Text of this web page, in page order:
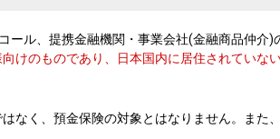
ル、提携金融機関・事業会社(金融商品仲介)
けのものであり、日本国内に居住されていな
なく、預金保険の対象とはなりません。また